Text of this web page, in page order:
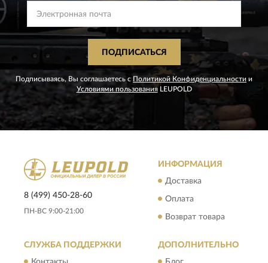
ПОДПИСАТЬСЯ
Подписываясь, Вы соглашаетесь с Политикой Конфиденциальности и
Условиями пользованияLEUPOLD
8 (499) 450-28-60
ПН-ВС 9:00-21:00
ИНФОРМАЦИЯ
Доставка
Оплата
Возврат товара
СЛУЖБА ПОДДЕРЖКИ ДОПОЛНИТЕЛЬНО